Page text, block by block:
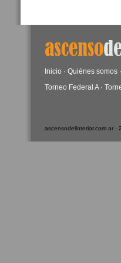
Inicio · Quiénes somos ·
Torneo Federal A·
ascensodelinterior.com.ar ·